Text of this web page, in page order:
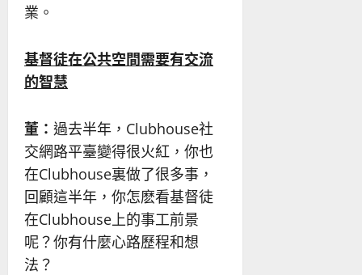
業。
基督徒在公共空間需要有交流
的智慧
董： 過去半年，Clubhouse社
交網路平臺變得很火紅，你也
在Clubhouse裏做了很多事，
回顧這半年，你怎麽看基督徒
在Clubhouse上的事工前景
呢？你有什麼心路歷程和想
法？